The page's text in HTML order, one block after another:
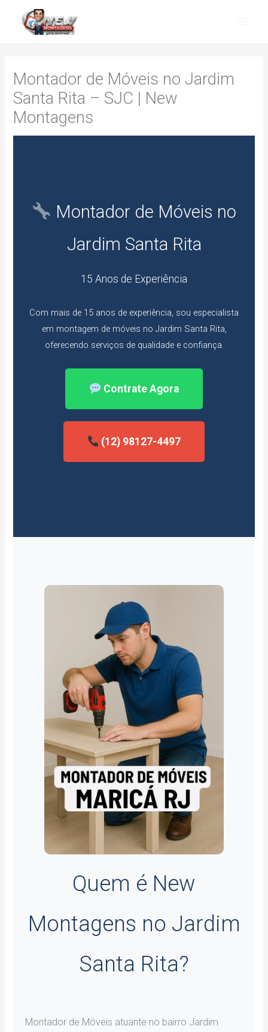
Montador de Móveis no Jardim
Santa Rita – SJC | New
Montagens
Montador de Móveis no
Jardim Santa Rita
15 Anos de Experiência
Com mais de 15 anos de experiência, sou especialista
em montagem de móveis no Jardim Santa Rita,
oferecendo serviços de qualidade e confiança.
Contrate Agora
(12) 98127-4497
Quem é New
Montagens no Jardim
Santa Rita?
Montador de Móveis atuante no bairro Jardim